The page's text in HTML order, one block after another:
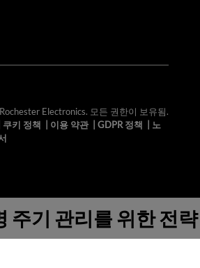
Electronics. 모든 권한이 보유됨.
쿠키 정책 이용 약관| GDPR 정책
노
주기 관리를 위한 전략